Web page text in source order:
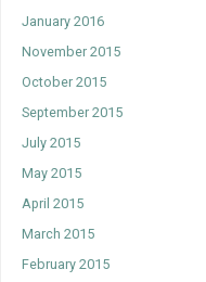
January 2016
November 2015
October 2015
September 2015
July 2015
May 2015
April 2015
March 2015
February 2015